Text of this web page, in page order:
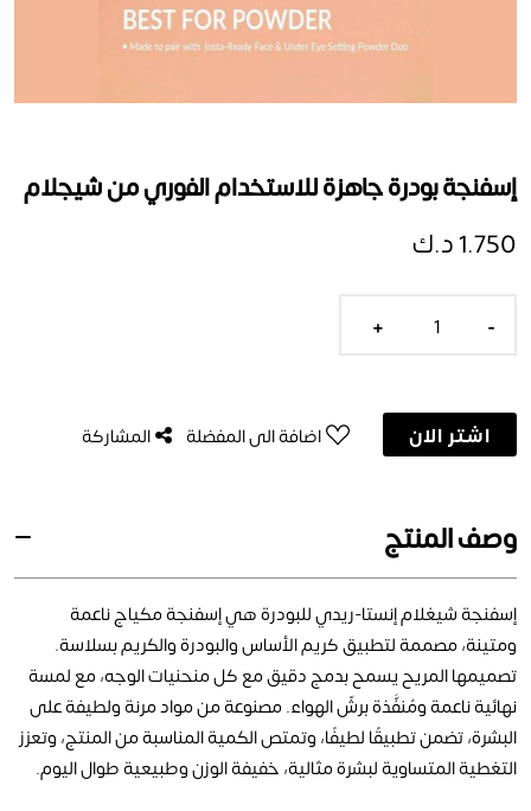
إسفنجة بودرة جاهزة للاستخدام الفوري من شيجلام
1.750 د.ك
-
+
اشتر الان اضافة الى المفضلة المشاركة
وصف المنتج
إسفنجة شيغلام إنستا-ريدي للبودرة هي إسفنجة مكياج ناعمة
ومتينة، مصممة لتطبيق كريم الأساس والبودرة والكريم بسلاسة.
تصميمها المريح يسمح بدمج دقيق مع كل منحنيات الوجه، مع لمسة
نهائية ناعمة ومُنفَّذة برشّ الهواء. مصنوعة من مواد مرنة ولطيفة على
البشرة، تضمن تطبيقًا لطيفًا، وتمتص الكمية المناسبة من المنتج، وتعزز
التغطية المتساوية لبشرة مثالية، خفيفة الوزن وطبيعية طوال اليوم.